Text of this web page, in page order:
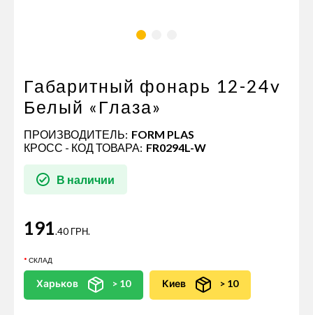
Габаритный фонарь 12-24v
Белый «Глаза»
ПРОИЗВОДИТЕЛЬ: FORM PLAS
КРОСС - КОД ТОВАРА: FR0294L-W
В наличии
191.40 ГРН.
СКЛАД
Харьков > 10 Киев > 10